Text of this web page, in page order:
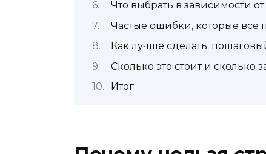
Что выбрать в зависимости
Частые ошибки, которые всё
Как лучше сделать:
Сколько это стоит и сколько
Итог